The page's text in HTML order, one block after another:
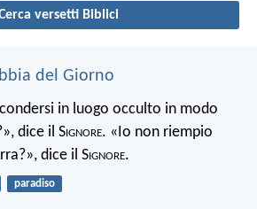
versetti Biblici
del Giorno
in luogo occulto in modo
dice il Signore. «Io non riempio
dice il Signore.
paradiso